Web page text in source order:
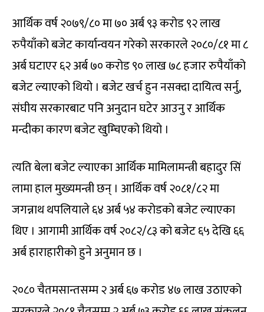
आर्थिक वर्ष २०७९/८० मा ७० अर्ब ९३ करोड ९२ लाख
रुपैयाँको बजेट कार्यान्वयन गरेको सरकारले २०८०/८१ मा ८
अर्ब घटाएर ६२ अर्ब ७० करोड ९० लाख ७८ हजार रुपैयाँको
बजेट ल्याएको थियो । बजेट खर्च हुन नसक्दा दायित्व सर्नु,
संघीय सरकारबाट पनि अनुदान घटेर आउनु र आर्थिक
मन्दीका कारण बजेट खुम्चिएको थियो ।
त्यति बेला बजेट ल्याएका आर्थिक मामिलामन्त्री बहादुर सिं
लामा हाल मुख्यमन्त्री छन् । आर्थिक वर्ष २०८१/८२ मा
जगन्नाथ थपलियाले ६४ अर्ब ५४ करोडको बजेट ल्याएका
थिए । आगामी आर्थिक वर्ष २०८२/८३ को बजेट ६५ देखि ६६
अर्ब हाराहारीको हुने अनुमान छ ।
२०८० चैतमसान्तसम्म २ अर्ब ६७ करोड ४७ लाख उठाएको